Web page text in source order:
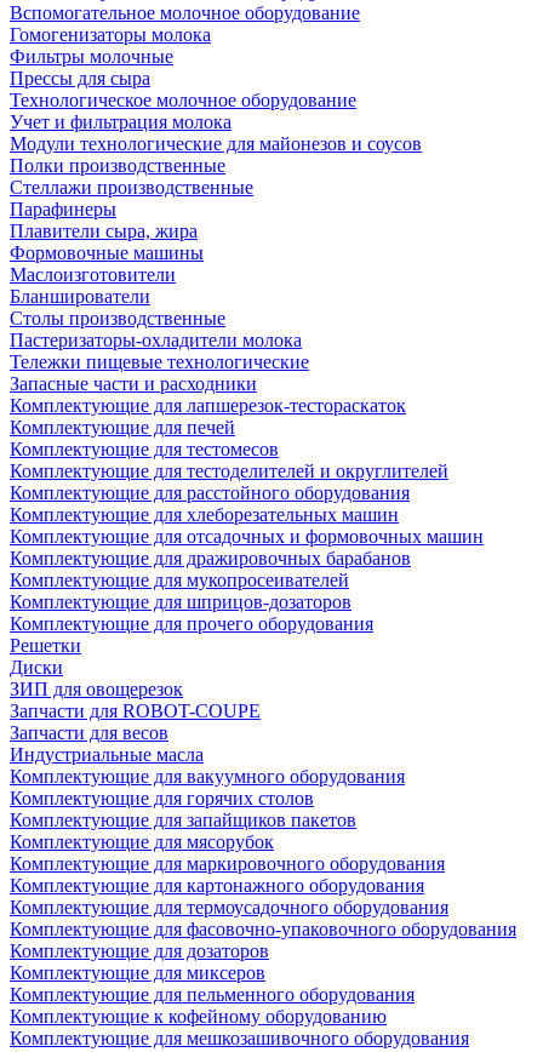
Вспомогательное молочное оборудование
Гомогенизаторы молока
Фильтры молочные
Прессы для сыра
Технологическое молочное оборудование
Учет и фильтрация молока
Модули технологические для майонезов и соусов
Полки производственные
Стеллажи производственные
Парафинеры
Плавители сыра, жира
Формовочные машины
Маслоизготовители
Бланширователи
Столы производственные
Пастеризаторы-охладители молока
Тележки пищевые технологические
Запасные части и расходники
Комплектующие для лапшерезок-тестораскаток
Комплектующие для печей
Комплектующие для тестомесов
Комплектующие для тестоделителей и округлителей
Комплектующие для расстойного оборудования
Комплектующие для хлеборезательных машин
Комплектующие для отсадочных и формовочных машин
Комплектующие для дражировочных барабанов
Комплектующие для мукопросеивателей
Комплектующие для шприцов-дозаторов
Комплектующие для прочего оборудования
Решетки
Диски
ЗИП для овощерезок
Запчасти для ROBOT-COUPE
Запчасти для весов
Индустриальные масла
Комплектующие для вакуумного оборудования
Комплектующие для горячих столов
Комплектующие для запайщиков пакетов
Комплектующие для мясорубок
Комплектующие для маркировочного оборудования
Комплектующие для картонажного оборудования
Комплектующие для термоусадочного оборудования
Комплектующие для фасовочно-упаковочного оборудования
Комплектующие для дозаторов
Комплектующие для миксеров
Комплектующие для пельменного оборудования
Комплектующие к кофейному оборудованию
Комплектующие для мешкозашивочного оборудования